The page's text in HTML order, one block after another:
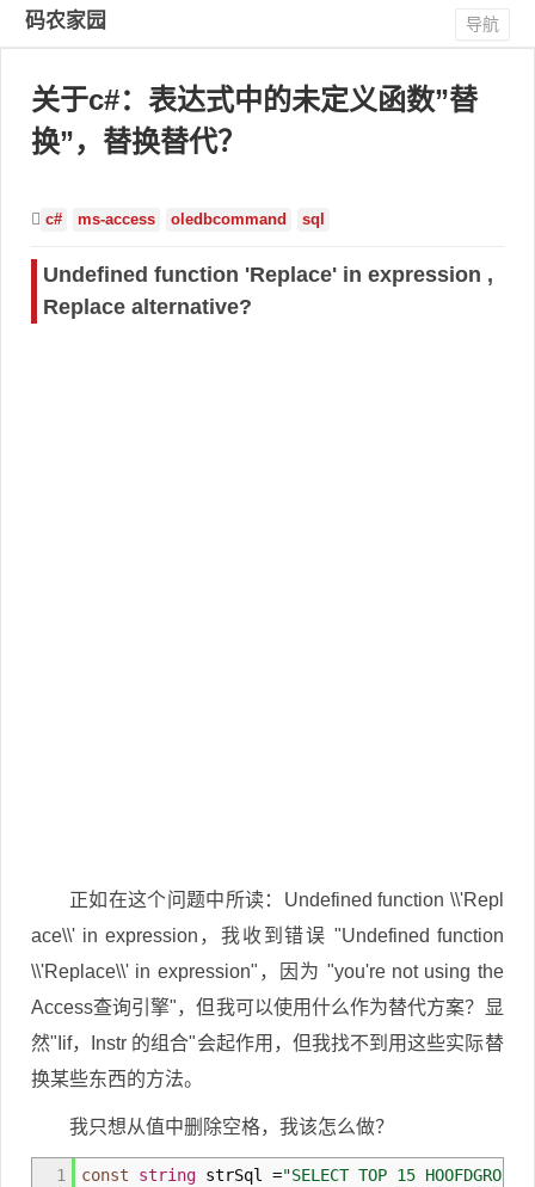
码农家园 导航
关于c#：表达式中的未定义函数”替
换”，替换替代？
c# ms-access oledbcommand sql
Undefined function 'Replace' in expression ,
Replace alternative?
正如在这个问题中所读：Undefined function \\'Repl
ace\\' in expression，我收到错误 "Undefined function
\\'Replace\\' in expression"，因为 "you're not using the
Access查询引擎"，但我可以使用什么作为替代方案？显
然"Iif，Instr 的组合"会起作用，但我找不到用这些实际替
换某些东西的方法。
我只想从值中删除空格，我该怎么做？
1
const string strSql ="SELECT TOP 15